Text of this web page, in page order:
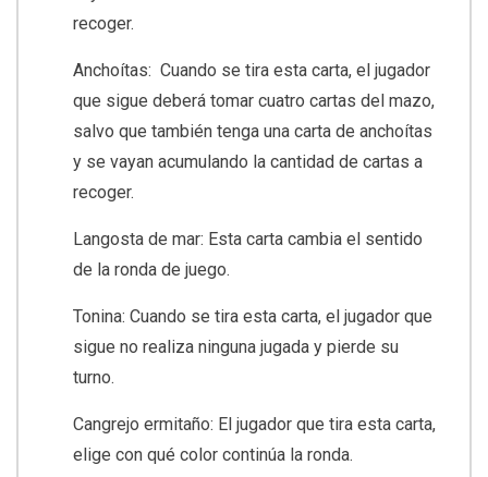
recoger.
Anchoítas: Cuando se tira esta carta, el jugador
que sigue deberá tomar cuatro cartas del mazo,
salvo que también tenga una carta de anchoítas
y se vayan acumulando la cantidad de cartas a
recoger.
Langosta de mar: Esta carta cambia el sentido
de la ronda de juego.
Tonina: Cuando se tira esta carta, el jugador que
sigue no realiza ninguna jugada y pierde su
turno.
Cangrejo ermitaño: El jugador que tira esta carta,
elige con qué color continúa la ronda.